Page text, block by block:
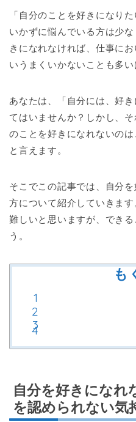
「自分のことを好きになり
いかずに悩んでいる方は少
きになれなければ、仕事に
いうまくいかないことも多い
あなたは、「自分には、好
てはいませんか？しかし、
のことを好きになれないの
と言えます。
そこでこの記事では、自分
方について紹介していきま
難しいと思いますが、でき
う。
も
自分を好きになれ
を認められない気